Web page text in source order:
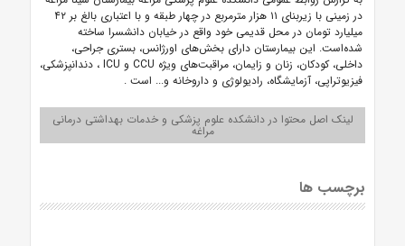
در زمینی با زیربنای ۱۱ هزار مترمربع در چهار طبقه و با اعتباری بالغ بر ۴۲
میلیارد تومان در محل قدیمی خود واقع در خیابان دانشسرا ساخته
شده‌است. این بیمارستان دارای بخش‌های اورژانس، بستری جراحی،
داخلی، کودکان، زنان و زایمان، مراقبت‌های ویژه CCU و ICU ، دندانپزشکی،
فیزیوتراپی، آزمایشگاه، رادیولوژی و داروخانه و... است .
لینک اصل محتوا در دانشکده علوم پزشکی و خدمات بهداشتی درمانی
مراغه
برچسب ها